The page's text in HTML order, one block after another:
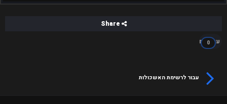
עוקבים
0
עבור לרשימת האשכולות